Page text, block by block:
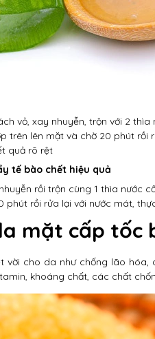
vỏ, xay nhuyễn, trộn với 2 thìa
trên lên mặt và chờ 20 phút rồi
quả rõ rệt
tế bào chết hiệu quả
rồi trộn cùng 1 thìa nước
rồi rửa lại với nước mát,
mặt cấp tốc
vời cho da như chống lão
khoáng chất, các chất